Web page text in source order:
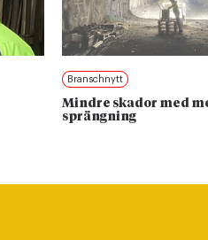
Branschnytt
Mindre skador med
sprängning